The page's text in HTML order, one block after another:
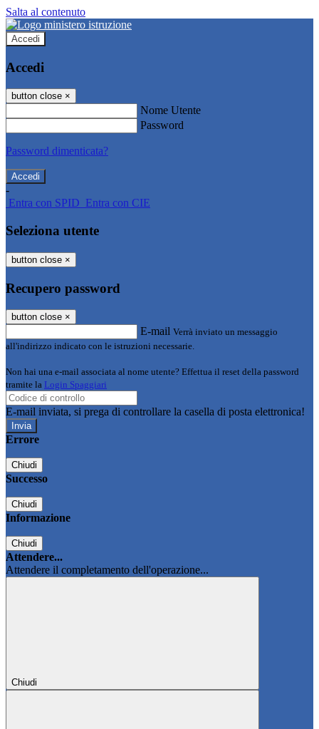
Salta al contenuto
Accedi
Accedi
button close ×
Nome Utente
Password
Password dimenticata?
-
Entra con SPID Entra con CIE
Seleziona utente
button close ×
Recupero password
button close ×
E-mail Verrà inviato un messaggio
all'indirizzo indicato con le istruzioni necessarie.
Non hai una e-mail associata al nome utente? Effettua il reset della password
tramite la Login Spaggiari
E-mail inviata, si prega di controllare la casella di posta elettronica!
Errore
Chiudi
Successo
Chiudi
Informazione
Chiudi
Attendere...
Attendere il completamento dell'operazione...
Chiudi